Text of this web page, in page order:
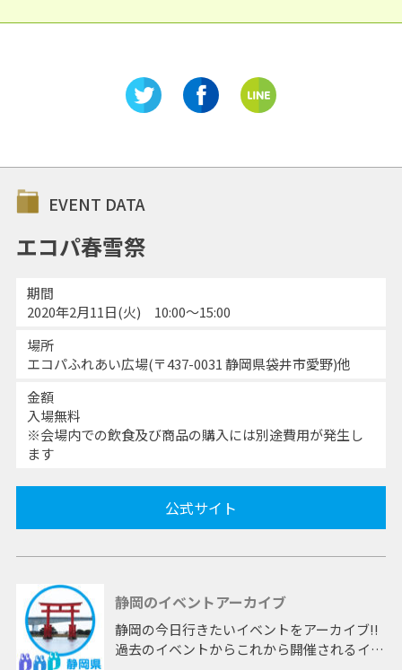
EVENT DATA
エコパ春雪祭
期間
2020年2月11日(火) 10:00〜15:00
場所
エコパふれあい広場(〒437-0031 静岡県袋井市愛野)他
金額
入場無料
※会場内での飲食及び商品の購入には別途費用が発生し
ます
公式サイト
静岡のイベントアーカイブ
静岡の今日行きたいイベントをアーカイブ!!
過去のイベントからこれから開催されるイベ